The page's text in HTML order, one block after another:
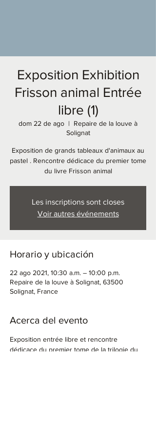
Exposition Exhibition
Frisson animal Entrée
libre (1)
dom 22 de ago
  |
Repaire de la louve à
Solignat
Exposition de grands tableaux d'animaux au
pastel . Rencontre dédicace du premier tome
du livre Frisson animal
Les inscriptions sont closes
Voir autres événements
Horario y ubicación
22 ago 2021, 10:30 a.m. – 10:00 p.m.
Repaire de la louve à Solignat, 63500
Solignat, France
Acerca del evento
Exposition entrée libre et rencontre
dédicace du premier tome de la trilogie du